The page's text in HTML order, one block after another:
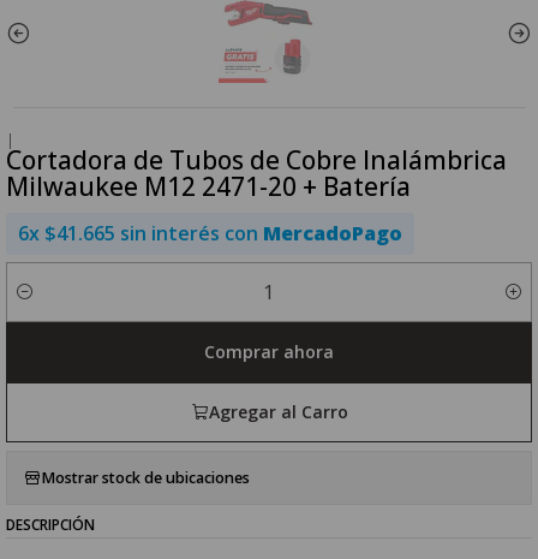
|
Cortadora de Tubos de Cobre Inalámbrica
Milwaukee M12 2471-20 + Batería
6x $41.665 sin interés con MercadoPago
Cantidad
Agregar al Carro
Comprar ahora
Mostrar stock de ubicaciones
DESCRIPCIÓN